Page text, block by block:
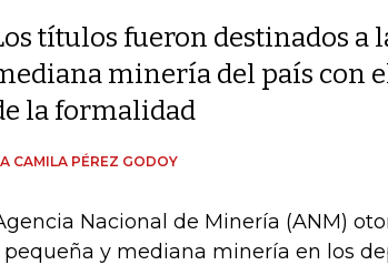
títulos fueron destinados a
minería del país con
la formalidad
CAMILA PÉREZ GODOY
Nacional de Minería (ANM)
pequeña y mediana minería en los